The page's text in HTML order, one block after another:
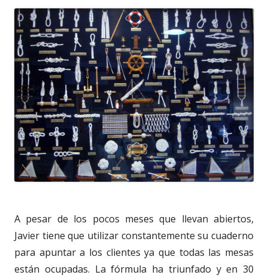
A pesar de los pocos meses que llevan abiertos,
Javier tiene que utilizar constantemente su cuaderno
para apuntar a los clientes ya que todas las mesas
están ocupadas. La fórmula ha triunfado y en 30